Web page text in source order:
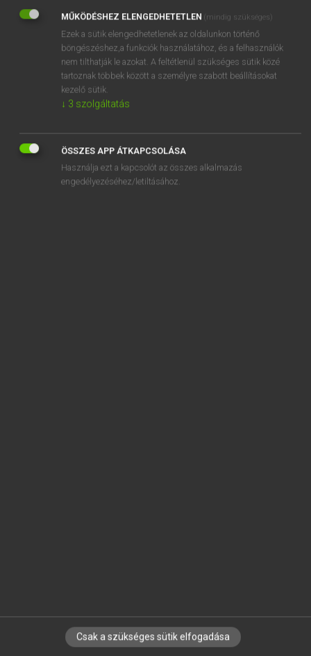
EURÓPAI UNIÓS TERMINOLÓGIAI SZÓTÁR
Kapcsolódó anyagok
nappali menetlámpa
nappe à fil double
nappe à fil multiple
IRATKOZZ FEL HÍRLEVELÜNKRE!
MŰKÖDÉSHEZ ELENGEDHETETLEN (mindig szükséges)
Ezek a sütik elengedhetetlenek az oldalunkon történő
böngészéshez,a funkciók használatához, és a felhasználók
nem tilthatják le azokat. A feltétlenül szükséges sütik közé
tartoznak többek között a személyre szabott beállításokat
kezelő sütik.
↓ 3 szolgáltatás
ÖSSZES APP ÁTKAPCSOLÁSA
Használja ezt a kapcsolót az összes alkalmazás
engedélyezéséhez/letiltásához.
Csak a szükséges sütik elfogadása